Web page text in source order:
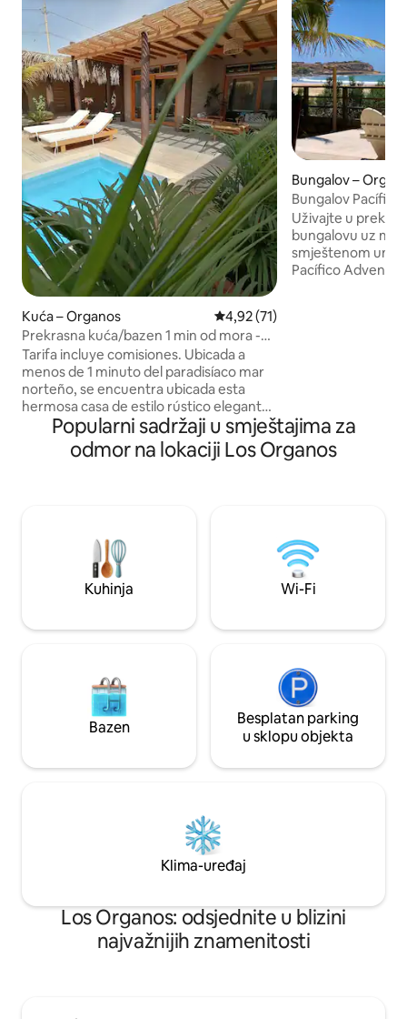
Kuća – Organos Prosječna ocjena: 4,92/5,
4,92 (71)
Prekrasna kuća/bazen 1 min od mora -
Los Órganos
Tarifa incluye comisiones. Ubicada a
menos de 1 minuto del paradisíaco mar
norteño, se encuentra ubicada esta
hermosa casa de estilo rústico elegante.
Equipada con todo lo necesario para que
tu estadía sea inolvidable. Nuestra
amplia terraza con piscina es el lugar
para dos vehículos. Brindamos
comodidad, privacidad y seguridad a
nuestros huéspedes.
Bungalov –
Bungalov
Velerosu.
Uživajte u
bungalovu uz
smještenom
Pacífico Adventures. Idealan
spektakularnom
terasa Muzeja
Popularni sadržaji u smještajima za
odmor na lokaciji Los Organos
Kuhinja Wi-Fi
Bazen
Besplatan parking
u sklopu objekta
Klima-uređaj
Los Organos: odsjednite u blizini
najvažnijih znamenitosti